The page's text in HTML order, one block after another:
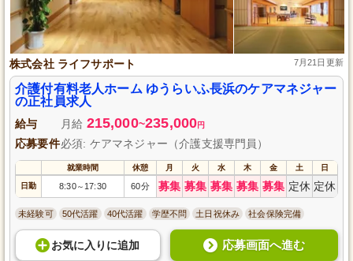
株式会社 ライフサポート 7月21日更新
介護付有料老人ホーム ゆうらいふ長浜のケアマネジャー
の正社員求人
給与 月給 215,000~235,000円
応募要件必須: ケアマネジャー（介護支援専門員）
就業時間 休憩 月 火 水 木 金 土 日
日勤 8:30～ 17:30 60分 募集 募集 募集 募集 募集 定休 定休
未経験可 50代活躍 40代活躍 学歴不問 土日祝休み 社会保険完備
お気に入り に追加 応募画面へ進む